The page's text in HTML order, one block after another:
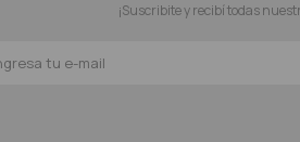
¡Suscribite y recibí todas